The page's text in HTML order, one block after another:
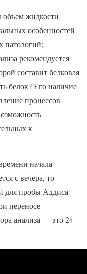
объем жидкости
особенностей
патологий;
рекомендуется
составит белковая
белок? Его наличие
процессов
к
начала
с вечера, то
для пробы Аддиса –
переносе
анализа — это 24